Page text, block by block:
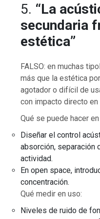
5. “La
secundaria
estética”
FALSO: en muchas
más que la estética
agotador o difícil de
con impacto directo
Qué se puede hacer
Diseñar el control
absorción, separación
actividad.
En open space,
concentración.
Qué medir en uso:
Niveles de ruido de